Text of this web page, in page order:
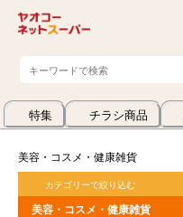
特集 チラシ商品
美容・コスメ・健康雑貨
カテゴリーで絞り込む
美容・コスメ・健康雑貨